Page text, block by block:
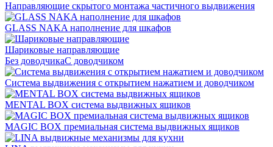
Направляющие скрытого монтажа частичного выдвижения
GLASS NAKA наполнение для шкафов
Шариковые направляющие
Без доводчикаС доводчиком
Система выдвижения с открытием нажатием и доводчиком
MENTAL BOX система выдвижных ящиков
MAGIC BOX премиальная система выдвижных ящиков